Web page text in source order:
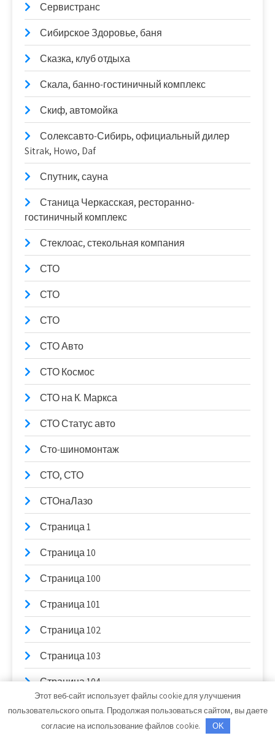
Сервистранс
Сибирское Здоровье, баня
Сказка, клуб отдыха
Скала, банно-гостиничный комплекс
Скиф, автомойка
Солексавто-Сибирь, официальный дилер
Sitrak, Howo, Daf
Спутник, сауна
Станица Черкасская, ресторанно-
гостиничный комплекс
Стеклоас, стекольная компания
СТО
СТО
СТО
СТО Авто
СТО Космос
СТО на К. Маркса
СТО Статус авто
Сто-шиномонтаж
СТО, СТО
СТОнаЛазо
Страница 1
Страница 10
Страница 100
Страница 101
Страница 102
Страница 103
Страница 104
Страница 105
Этот веб-сайт использует файлы cookie для улучшения
пользовательского опыта. Продолжая пользоваться сайтом, вы даете
согласие на использование файлов cookie.
OK